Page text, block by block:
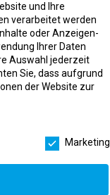
–
und Ihre
verarbeitet werden
oder Anzeigen-
Ihrer Daten
Auswahl jederzeit
Sie, dass aufgrund
der Website zur
Marketing